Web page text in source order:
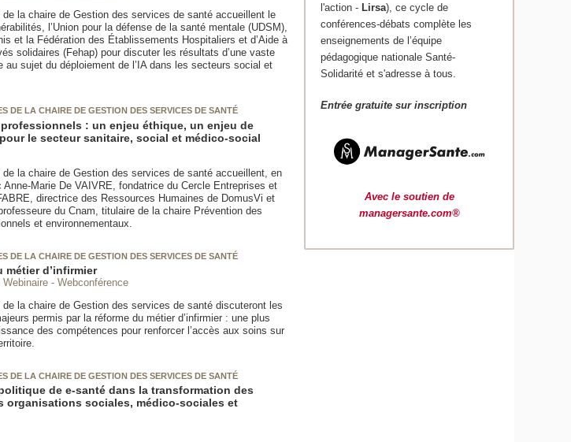
de la chaire de Gestion des services de santé accueillent le
l’Union pour la défense de la santé mentale (UDSM),
et la Fédération des Établissements Hospitaliers et d’Aide à
solidaires (Fehap) pour discuter les résultats d’une vaste
au sujet du déploiement de l’IA dans les secteurs social et
DE LA CHAIRE DE GESTION DES SERVICES DE SANTÉ
: un enjeu éthique, un enjeu de
le secteur sanitaire, social et médico-social
de la chaire de Gestion des services de santé accueillent, en
Anne-Marie De VAIVRE, fondatrice du Cercle Entreprises et
directrice des Ressources Humaines de DomusVi et
du Cnam, titulaire de la chaire Prévention des
et environnementaux.
DE LA CHAIRE DE GESTION DES SERVICES DE SANTÉ
métier d’infirmier
Webinaire - Webconférence
de la chaire de Gestion des services de santé discuteront les
permis par la réforme du métier d’infirmier : une plus
des compétences pour renforcer l’accès aux soins sur
DE LA CHAIRE DE GESTION DES SERVICES DE SANTÉ
de e-santé dans la transformation des
organisations sociales, médico-sociales et
l'action - Lirsa), ce cycle de
conférences-débats complète les
enseignements de l’équipe
pédagogique nationale Santé-
Solidarité et s'adresse à tous.
Entrée gratuite sur inscription
Avec le soutien de
managersante.com®